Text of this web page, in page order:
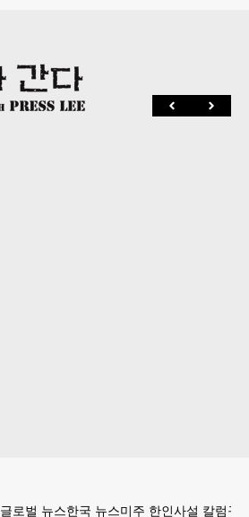
글로벌 뉴스한국 뉴스미주 한인사설 칼럼구